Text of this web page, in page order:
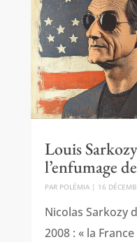
Louis
l’enfumage
PAR POLÉMIA| 16
Nicolas Sarkozy
2008 : « la